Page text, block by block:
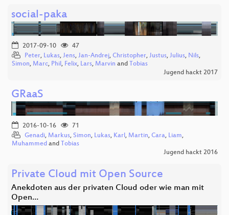
social-paka
2017-09-10
47
Peter, Lukas, Jens, Jan-Andrej, Christopher, Justus, Julius, Nils,
Simon, Marc, Phil , Felix, Lars, Marvin and Tobias
Jugend hackt 2017
GRaaS
2016-10-16
71
Genadi, Markus, Simon, Lukas, Karl , Martin, Cara, Liam,
Muhammed and Tobias
Jugend hackt 2016
Private Cloud mit Open Source
Anekdoten aus der privaten Cloud oder wie man mit
Open…